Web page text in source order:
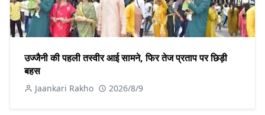
उज्जैनी की पहली तस्वीर आई सामने, फिर तेज प्रताप पर छिड़ी
बहस
Jaankari Rakho 2026/8/9